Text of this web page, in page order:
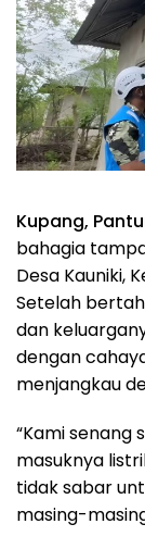
Kupang,
bahagia
Desa Kauniki,
Setelah
dan
dengan
menjangkau
“Kami senang
masuknya
tidak sabar
masing-